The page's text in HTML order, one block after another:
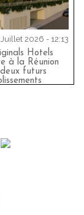
2026 - 12:13
Hotels
à la Réunion
futurs